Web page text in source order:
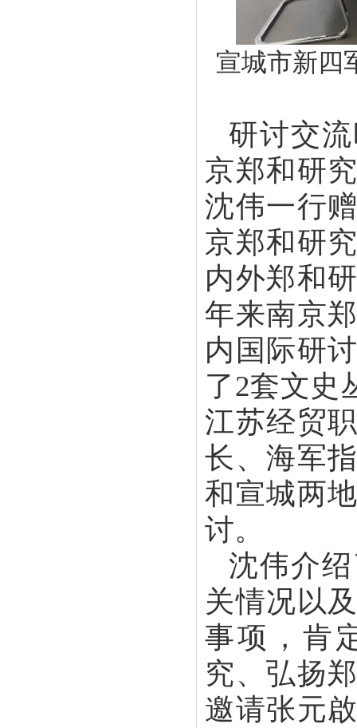
宣城市新四
研讨交
京郑和研
沈伟一行
京郑和研
内外郑和
年来南京
内国际研
了2套文史
江苏经贸
长、海军
和宣城两
讨。
沈伟介
关情况以
事项，肯
究、弘扬
邀请张元